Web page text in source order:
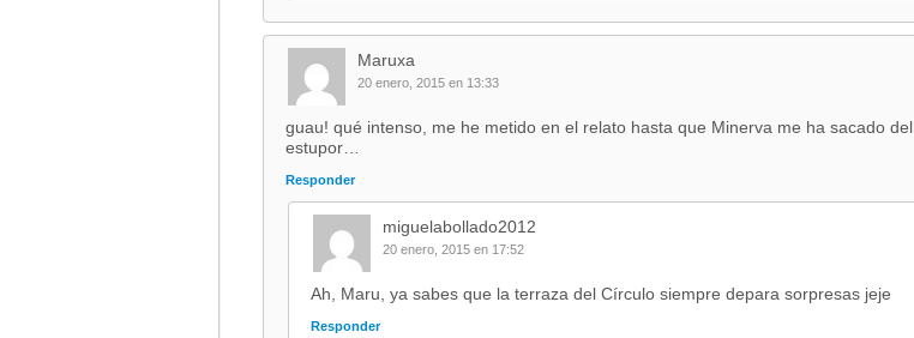
Maruxa
20 enero, 2015 en 13:33
guau! qué intenso, me he metido en el relato hasta que Minerva me ha sacado del
estupor…
Responder
miguelabollado2012
20 enero, 2015 en 17:52
Ah, Maru, ya sabes que la terraza del Círculo siempre depara sorpresas jeje
Responder